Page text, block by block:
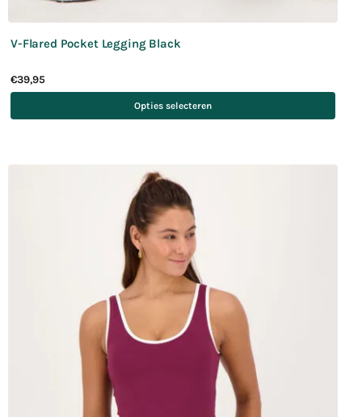
V-Flared Pocket Legging Black
€39,95
Opties selecteren